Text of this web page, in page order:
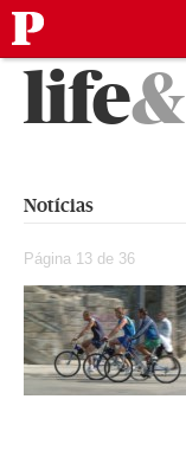
Saltarlife&
Notícias
Página 13 de 36